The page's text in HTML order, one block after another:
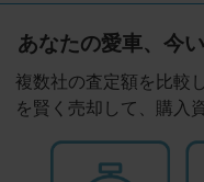
あなたの愛車、今
複数社の査定額を比較
を賢く売却して、購入